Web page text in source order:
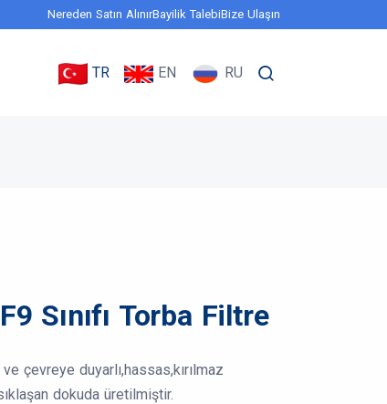
Nereden Satın AlınırBayilik TalebiBize Ulaşın
TR EN RU
Sınıfı Torba Filtre
çevreye duyarlı,hassas,kırılmaz
dokuda üretilmiştir.